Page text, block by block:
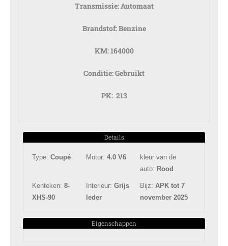
Transmissie: Automaat
Brandstof:Benzine
KM:164000
Conditie:Gebruikt
PK: 213
Details
Type: Coupé Motor:4.0 V6
kleur van de
auto: Rood
Kenteken: 8-
XHS-90
Interieur:Grijs
leder
Bijz:APK tot 7
november 2025
Eigenschappen